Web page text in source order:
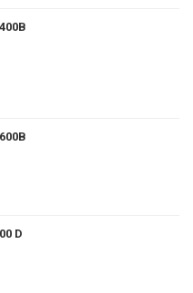
m (âm thanh): 150 pF
GΩ
Ω
D